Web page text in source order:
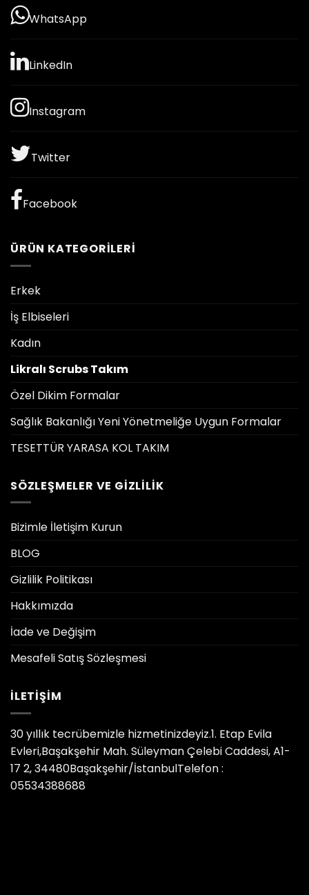
WhatsApp
LinkedIn
Instagram
Twitter
Facebook
ÜRÜN KATEGORILERI
Erkek
İş Elbiseleri
Kadın
Likralı Scrubs Takım
Özel Dikim Formalar
Sağlık Bakanlığı Yeni Yönetmeliğe Uygun Formalar
TESETTÜR YARASA KOL TAKIM
SÖZLEŞMELER VE GIZLILIK
Bizimle İletişim Kurun
BLOG
Gizlilik Politikası
Hakkımızda
İade ve Değişim
Mesafeli Satış Sözleşmesi
İLETIŞIM
30 yıllık tecrübemizle hizmetinizdeyiz.1. Etap Evila
Evleri,Başakşehir Mah. Süleyman Çelebi Caddesi, A1-
17 2, 34480Başakşehir/İstanbulTelefon :
05534388688